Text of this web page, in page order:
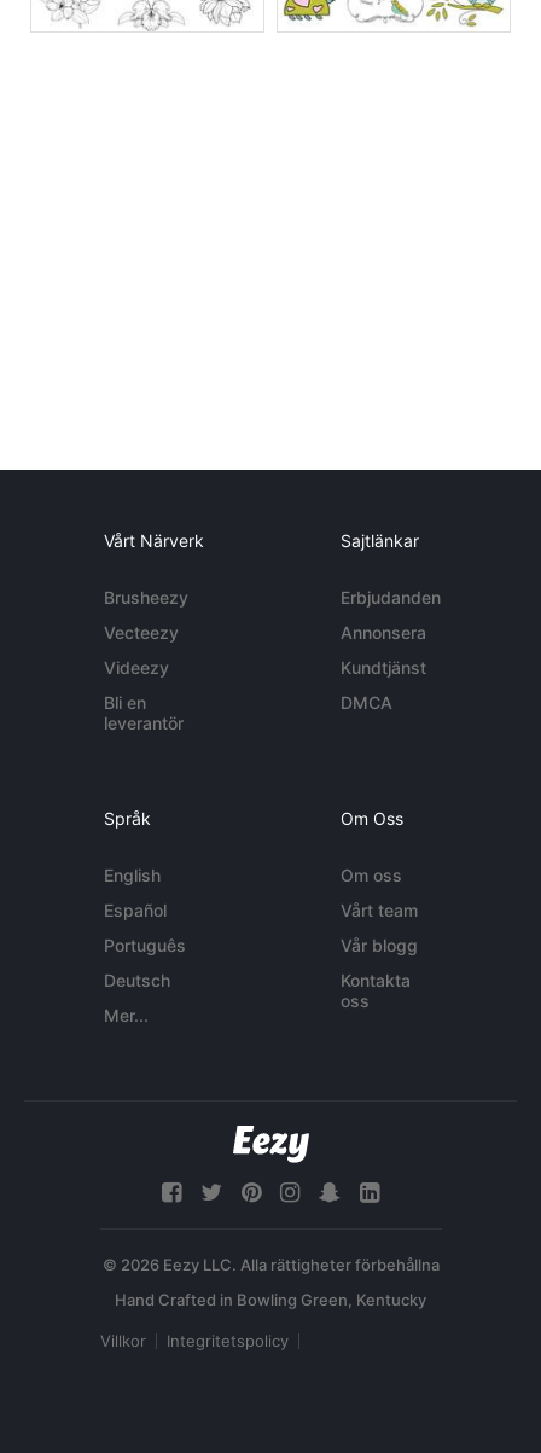
Vårt Närverk
Brusheezy
Vecteezy
Videezy
Bli en
leverantör
Sajtlänkar
Erbjudanden
Annonsera
Kundtjänst
DMCA
Språk
English
Español
Português
Deutsch
Mer...
Om Oss
Om oss
Vårt team
Vår blogg
Kontakta
oss
© 2026 Eezy LLC. Alla rättigheter förbehållna
Villkor Integritetspolicy